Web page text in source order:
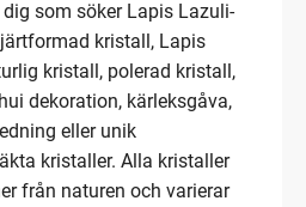
som söker Lapis Lazuli-
kristall, Lapis
kristall, polerad kristall,
dekoration, kärleksgåva,
eller unik
kristaller. Alla kristaller
från naturen och varierar